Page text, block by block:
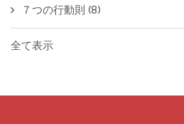
７つの行動則 (8)
全て表示